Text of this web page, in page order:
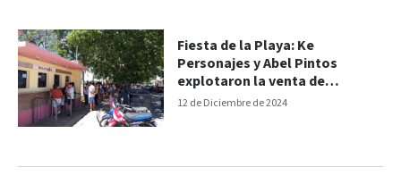
12 de Diciembre de 2024
Fiesta de la Playa: Ke
Personajes y Abel Pintos
explotaron la venta de
entradas y plateas